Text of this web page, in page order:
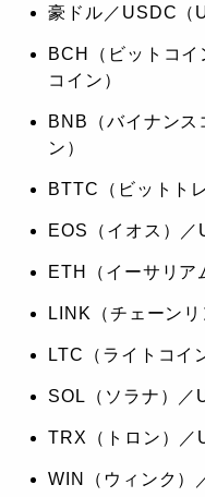
豪ドル／USDC（
BCH（ビットコ
コイン）
BNB（バイナン
ン）
BTTC（ビットト
EOS（イオス）／
ETH（イーサリア
LINK（チェーン
LTC（ライトコイ
SOL（ソラナ）／
TRX（トロン）／
WIN（ウィンク）